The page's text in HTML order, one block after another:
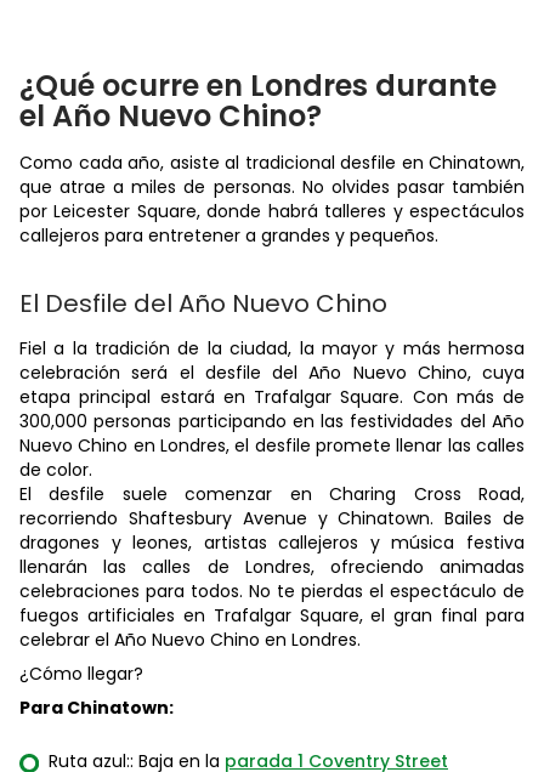
¿Qué ocurre en Londres durante
el Año Nuevo Chino?
Como cada año, asiste al tradicional desfile en Chinatown,
que atrae a miles de personas. No olvides pasar también
por Leicester Square, donde habrá talleres y espectáculos
callejeros para entretener a grandes y pequeños.
El Desfile del Año Nuevo Chino
Fiel a la tradición de la ciudad, la mayor y más hermosa
celebración será el desfile del Año Nuevo Chino, cuya
etapa principal estará en Trafalgar Square. Con más de
300,000 personas participando en las festividades del Año
Nuevo Chino en Londres, el desfile promete llenar las calles
de color.
El desfile suele comenzar en Charing Cross Road,
recorriendo Shaftesbury Avenue y Chinatown. Bailes de
dragones y leones, artistas callejeros y música festiva
llenarán las calles de Londres, ofreciendo animadas
celebraciones para todos. No te pierdas el espectáculo de
fuegos artificiales en Trafalgar Square, el gran final para
celebrar el Año Nuevo Chino en Londres.
¿Cómo llegar?
Para Chinatown:
Ruta azul:: Baja en la parada 1 Coventry Street